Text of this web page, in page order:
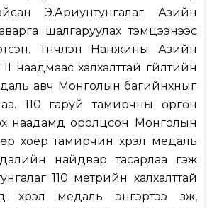
Э.Ариунтунгалаг Азийн
шалгаруулах тэмцээнээс
Түүнчлэн Нанжины Азийн
II наадмаас халхалттай гүйлтийн
авч Монголын багийнхныг
110 гаруй тамирчны өргөн
наадамд оролцсон Монголын
хоёр тамирчин хүрэл медаль
найдвар тасарлаа гэж
110 метрийн халхалттай
хүрэл медаль энгэртээ зүүж,